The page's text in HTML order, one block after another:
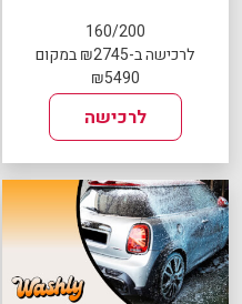
160/200
לרכישה ב-₪2745 במקום
₪5490
לרכישה